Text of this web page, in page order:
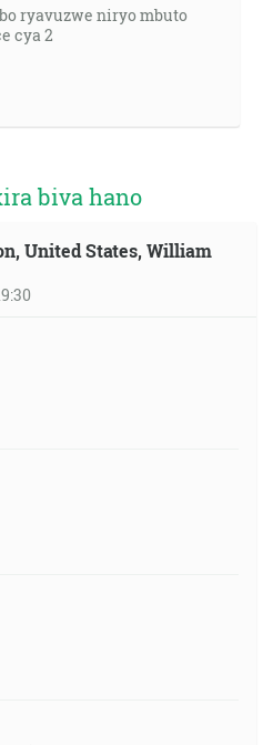
ryavuzwe niryo mbuto
cya 2
biva hano
United States, William